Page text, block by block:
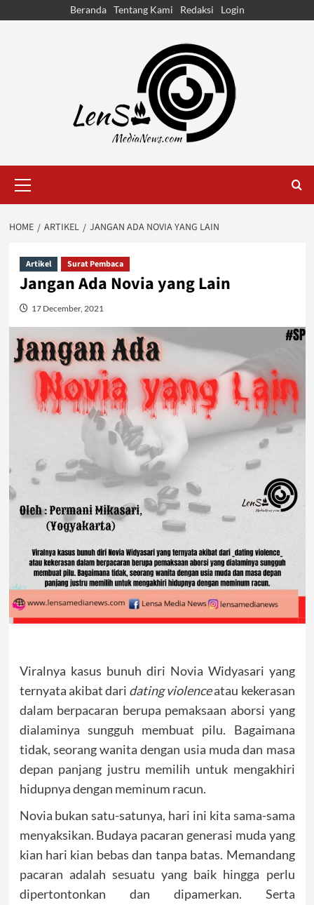
Beranda Tentang Kami Redaksi Login
Menu
HOME ARTIKEL JANGAN ADA NOVIA YANG LAIN
Artikel Surat Pembaca
Jangan Ada Novia yang Lain
17 December, 2021
Viralnya kasus bunuh diri Novia Widyasari yang
ternyata akibat dari dating violenceatau kekerasan
dalam berpacaran berupa pemaksaan aborsi yang
dialaminya sungguh membuat pilu. Bagaimana
tidak, seorang wanita dengan usia muda dan masa
depan panjang justru memilih untuk mengakhiri
hidupnya dengan meminum racun.
Novia bukan satu-satunya, hari ini kita sama-sama
menyaksikan. Budaya pacaran generasi muda yang
kian hari kian bebas dan tanpa batas. Memandang
pacaran adalah sesuatu yang baik hingga perlu
dipertontonkan dan dipamerkan. Serta